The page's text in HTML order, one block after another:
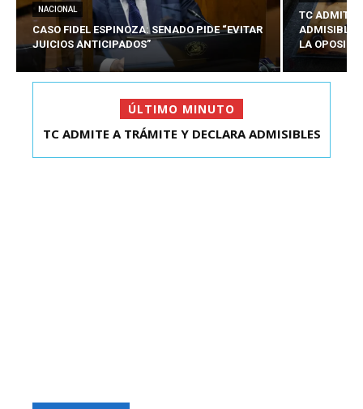
NACIONAL
CASO FIDEL ESPINOZA: SENADO PIDE “EVITAR
JUICIOS ANTICIPADOS”
TC ADMITE
ADMISIBLES
LA
ÚLTIMO MINUTO
EXDIPUTADO LAVÍN SALIÓ DE CAPITÁN YÁBER
TC ADMITE A TRÁMITE Y DECLARA ADMISIBLES